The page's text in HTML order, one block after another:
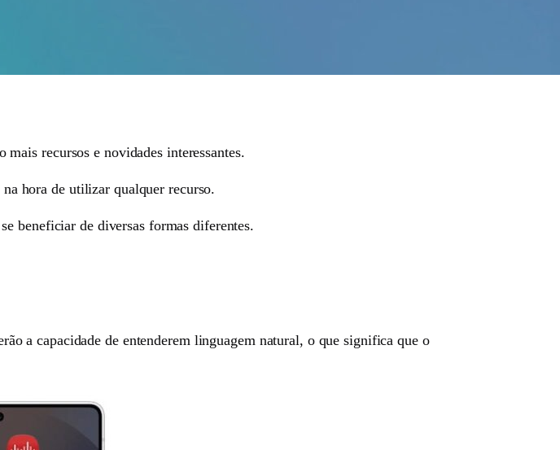
recursos e novidades interessantes.
hora de utilizar qualquer recurso.
beneficiar de diversas formas diferentes.
a capacidade de entenderem linguagem natural, o que significa que o